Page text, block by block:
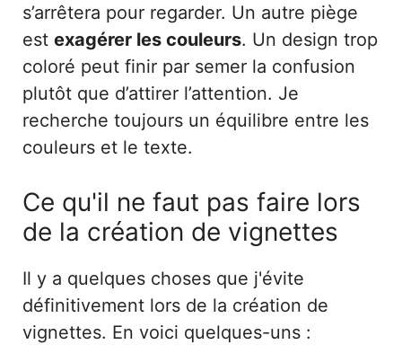
s’arrêtera pour regarder. Un autre piège
est exagérer les couleurs. Un design trop
coloré peut finir par semer la confusion
plutôt que d’attirer l’attention. Je
recherche toujours un équilibre entre les
couleurs et le texte.
Ce qu'il ne faut pas faire lors
de la création de vignettes
Il y a quelques choses que j'évite
définitivement lors de la création de
vignettes. En voici quelques-uns :